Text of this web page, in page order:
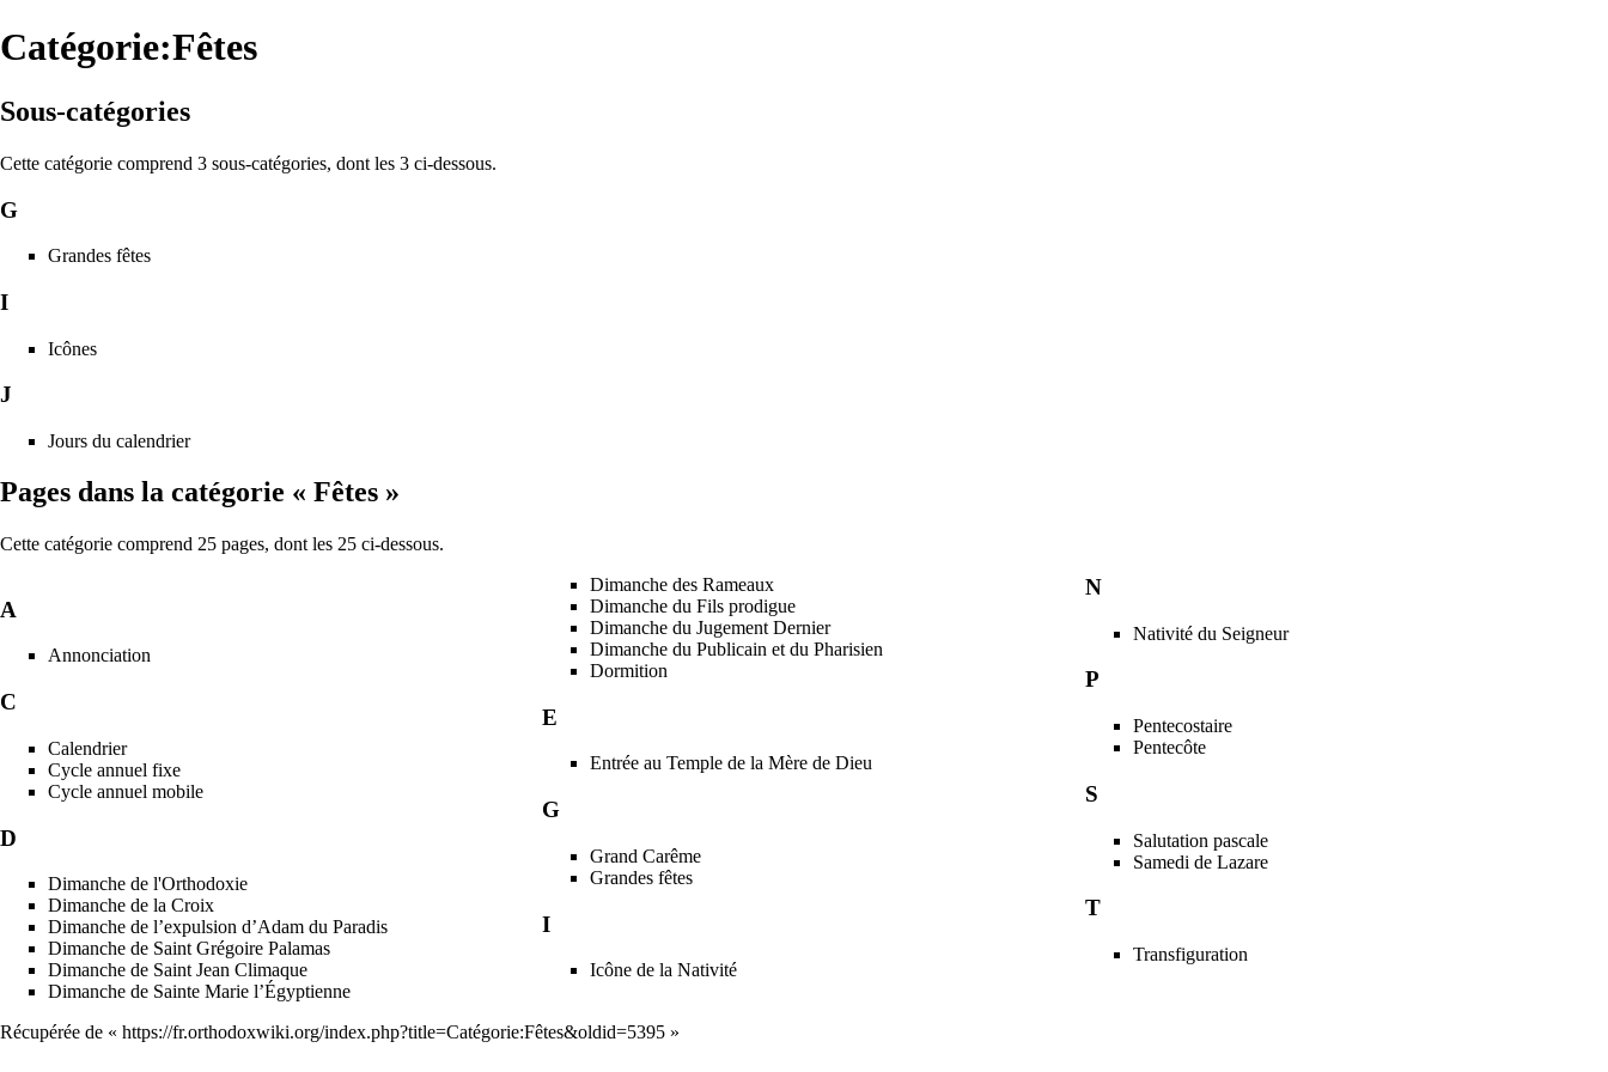
Catégorie:Fêtes
Sous-catégories
Cette catégorie comprend 3 sous-catégories, dont les 3 ci-dessous.
G
Grandes fêtes
I
Icônes
J
Jours du calendrier
Pages dans la catégorie « Fêtes »
Cette catégorie comprend 25 pages, dont les 25 ci-dessous.
A
Annonciation
C
Calendrier
Cycle annuel fixe
Cycle annuel mobile
D
Dimanche de l'Orthodoxie
Dimanche de la Croix
Dimanche de l’expulsion d’Adam du Paradis
Dimanche de Saint Grégoire Palamas
Dimanche de Saint Jean Climaque
Dimanche de Sainte Marie l’Égyptienne
Dimanche des Rameaux
Dimanche du Fils prodigue
Dimanche du Jugement Dernier
Dimanche du Publicain et du Pharisien
Dormition
E
Entrée au Temple de la Mère de Dieu
G
Grand Carême
Grandes fêtes
I
Icône de la Nativité
N
Nativité du Seigneur
P
Pentecostaire
Pentecôte
S
Salutation pascale
Samedi de Lazare
T
Transfiguration
Récupérée de « https://fr.orthodoxwiki.org/index.php?title=Catégorie:Fêtes&oldid=5395 »